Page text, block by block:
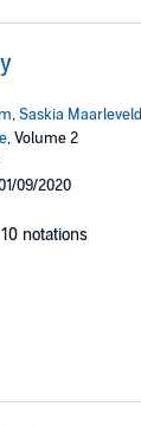
,Saskia Maarleveld
, Volume 2
09/2020
10 notations